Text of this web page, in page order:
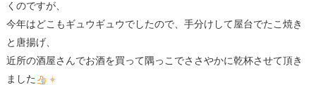
くのですが、
今年はどこもギュウギュウでしたので、手分けして屋台でたこ焼き
と唐揚げ、
近所の酒屋さんでお酒を買って隅っこでささやかに乾杯させて頂き
ました